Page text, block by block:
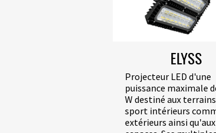
ELYSS
Projecteur LED d'une
puissance maximale
W destiné aux
sport intérieurs
extérieurs ainsi